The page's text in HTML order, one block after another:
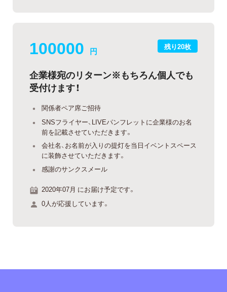
残り20枚
100000 円
企業様宛のリターン※もちろん個人でも
受付けます！
関係者ペア席ご招待
SNSフライヤー、LIVEパンフレットに企業様のお名
前を記載させていただきます。
会社名、お名前が入りの提灯を当日イベントスペース
に装飾させていただきます。
感謝のサンクスメール
2020年07月 にお届け予定です。
0人が応援しています。